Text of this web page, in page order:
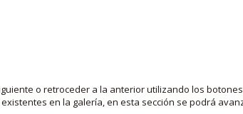
o retroceder a la anterior utilizando los
en la galería, en esta sección se podrá